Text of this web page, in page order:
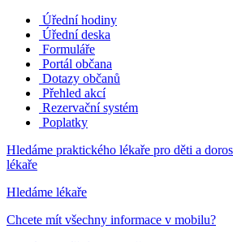
Úřední hodiny
Úřední deska
Formuláře
Portál občana
Dotazy občanů
Přehled akcí
Rezervační systém
Poplatky
Hledáme praktického lékaře pro děti a
lékaře
Hledáme lékaře
Chcete mít všechny informace v mobilu?